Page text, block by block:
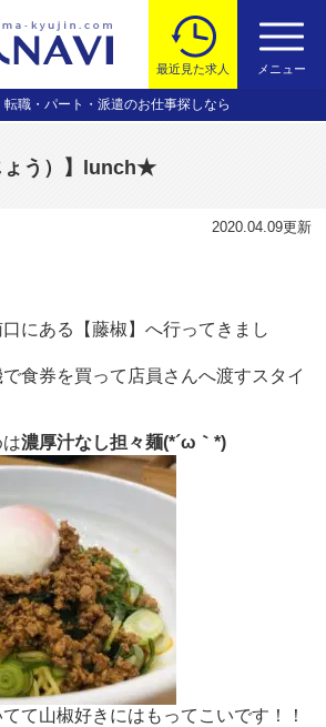
転職・パート・派遣のお仕事探しなら
最近見た求人 メニュー
う）】lunch★
2020.04.09更新
にある【藤椒】へ行ってきまし
食券を買って店員さんへ渡すスタイ
は濃厚汁なし担々麺(*´ω｀*)
て山椒好きにはもってこいです！！